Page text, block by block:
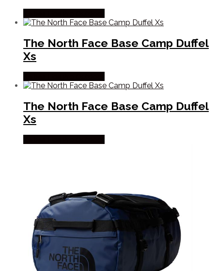
The North Face Base Camp Duffel
Xs
The North Face Base Camp Duffel
Xs